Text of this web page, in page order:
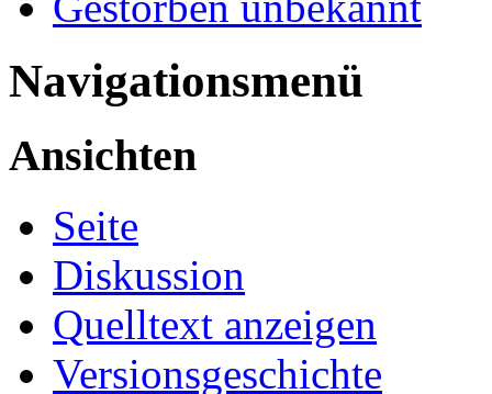
Navigationsmenü
Ansichten
Seite
Diskussion
Quelltext anzeigen
Versionsgeschichte